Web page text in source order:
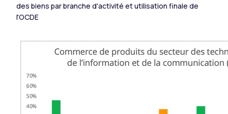
des biens par branche d'activité et utilisation finale de
l'OCDE